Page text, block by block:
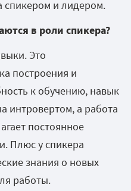
спикером и лидером.
в роли спикера?
Это
построения и
к обучению, навык
интровертом, а работа
постоянное
Плюс у спикера
знания о новых
работы.